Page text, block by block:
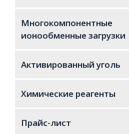
Многокомпонентные
ионообменные загрузки
Активированный уголь
Химические реагенты
Прайс-лист